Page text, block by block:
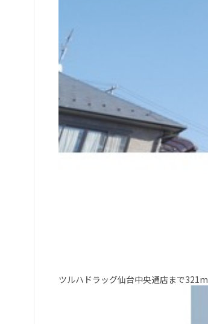
ツルハドラッグ仙台中央通店まで321m